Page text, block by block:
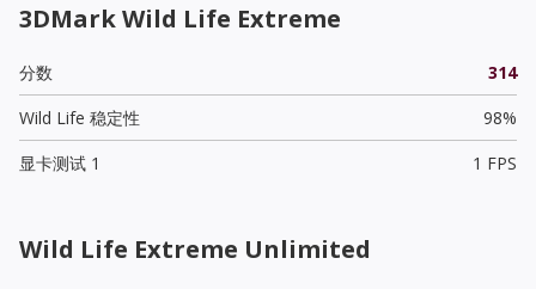
3DMark Wild Life Extreme
分数
314
Wild Life 稳定性
98%
显卡测试 1
1 FPS
Wild Life Extreme Unlimited